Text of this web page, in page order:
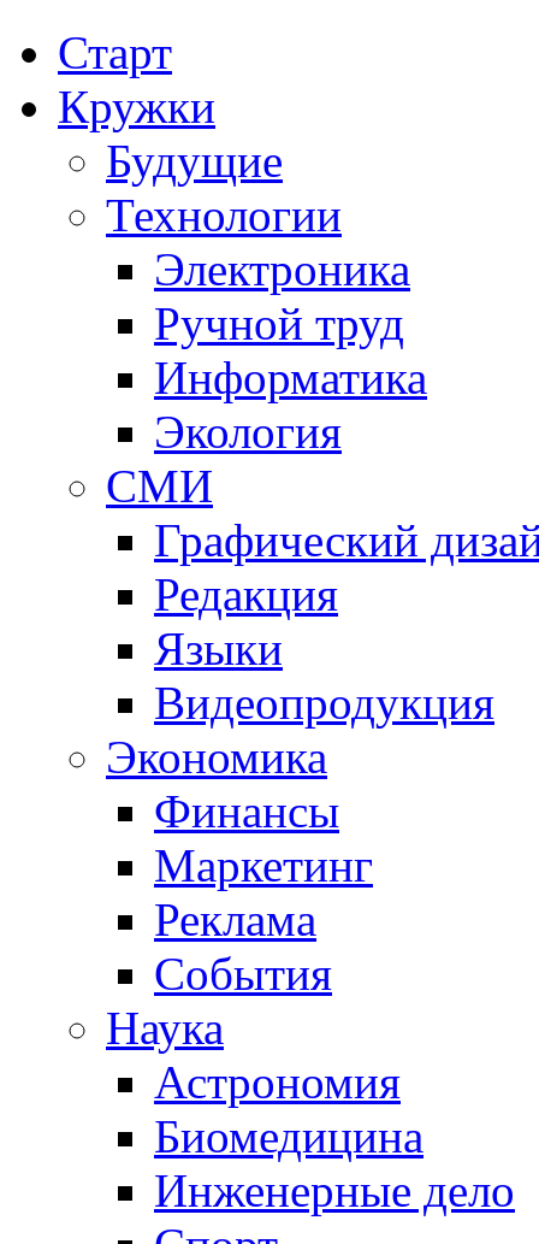
Старт
Кружки
Будущие
Технологии
Электроника
Ручной труд
Информатика
Экология
СМИ
Графический
Редакция
Языки
Видеопродукция
Экономика
Финансы
Маркетинг
Реклама
События
Наука
Астрономия
Биомедицина
Инженерные дело